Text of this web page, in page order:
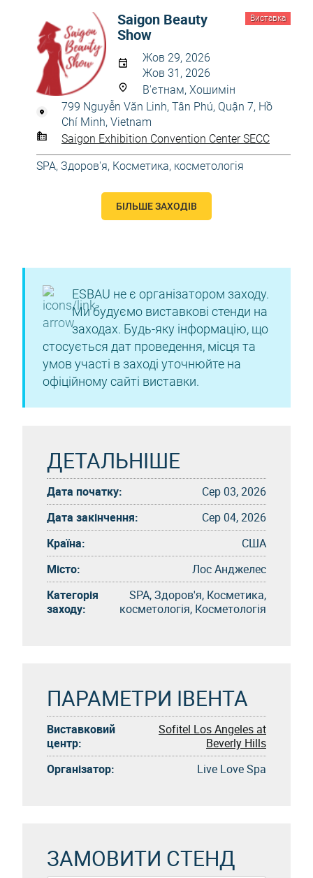
Виставка
Saigon Beauty
Show
Жов 29, 2026
Жов 31, 2026
В'єтнам, Хошимін
799 Nguyễn Văn Linh, Tân Phú, Quận 7, Hồ
Chí Minh, Vietnam
Saigon Exhibition Convention Center SECC
SPA, Здоров'я, Косметика, косметологія
БІЛЬШЕ ЗАХОДІВ
ESBAU не є організатором заходу.
Ми будуємо виставкові стенди на
заходах. Будь-яку інформацію, що
стосується дат проведення, місця та
умов участі в заході уточнюйте на
офіційному сайті виставки.
ДЕТАЛЬНІШЕ
Дата початку:
Сер 03, 2026
Дата закінчення:
Сер 04, 2026
Країна:
США
Місто:
Лос Анджелес
Категорія
заходу:
SPA, Здоров'я, Косметика,
косметологія, Косметологія
ПАРАМЕТРИ ІВЕНТА
Виставковий
центр:
Sofitel Los Angeles at
Beverly Hills
Організатор:
Live Love Spa
ЗАМОВИТИ СТЕНД